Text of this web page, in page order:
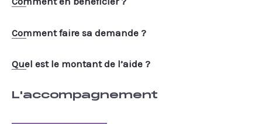
Comment faire sa demande ?
Quel est le montant de l’aide ?
L'accompagnement